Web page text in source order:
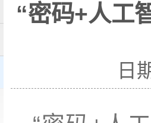
“密码+人工
日